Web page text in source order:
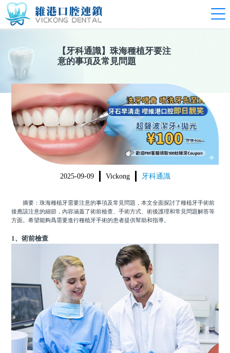
【 牙科通識】 珠海種植牙要注
意的事項及常見問題
2025-09-09 Vickong 牙科通識
摘要：珠海種植牙需要注意的事項及常見問題，本文全面探討了種植牙手術前
後應該注意的細節，內容涵蓋了術前檢查、手術方式、術後護理和常見問題解答等
方面。希望能夠爲需要進行種植牙手術的患者提供幫助和指導。
1、術前檢查